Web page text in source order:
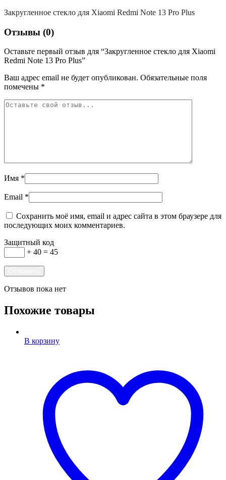
Закругленное стекло для Xiaomi Redmi Note 13 Pro Plus
Отзывы (0)
Оставьте первый отзыв для “Закругленное стекло для Xiaomi
Redmi Note 13 Pro Plus”
Ваш адрес email не будет опубликован. Обязательные поля
помечены *
Имя *
Email *
Сохранить моё имя, email и адрес сайта в этом браузере для
последующих моих комментариев.
Защитный код
+ 40 = 45
Отзывов пока нет
Похожие товары
В корзину